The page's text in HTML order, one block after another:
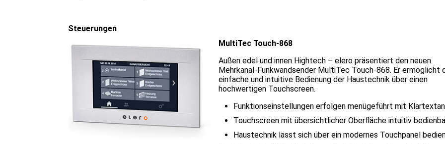
Steuerungen
MultiTec Touch-868
Außen edel und innen Hightech – elero präsentiert den neuen
Mehrkanal-Funkwandsender MultiTec Touch-868. Er ermöglicht
einfache und intuitive Bedienung der Haustechnik über einen
hochwertigen Touchscreen.
Funktionseinstellungen erfolgen menügeführt mit
Touchscreen mit übersichtlicher Oberfläche intuitiv
Haustechnik lässt sich über ein modernes Touchpanel